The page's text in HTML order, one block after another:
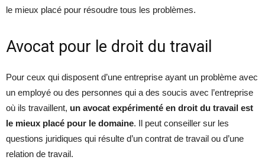
le mieux placé pour résoudre tous les problèmes.
Avocat pour le droit du travail
Pour ceux qui disposent d’une entreprise ayant un problème avec
un employé ou des personnes qui a des soucis avec l’entreprise
où ils travaillent, un avocat expérimenté en droit du travail est
le mieux placé pour le domaine. Il peut conseiller sur les
questions juridiques qui résulte d’un contrat de travail ou d’une
relation de travail.